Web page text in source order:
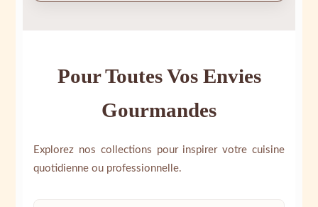
Pour Toutes Vos Envies
Gourmandes
Explorez nos collections pour inspirer votre cuisine
quotidienne ou professionnelle.